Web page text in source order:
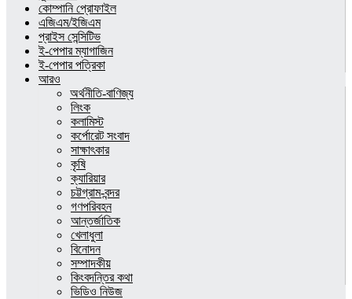
কোম্পানি প্রোফাইল
এজিএম/ইজিএম
প্রাইস সেন্সিটিভ
ই-পেপার ম্যাগাজিন
ই-পেপার পত্রিকা
আরও
অর্থনীতি-বাণিজ্য
লিংক
কলামিস্ট
কর্পোরেট সংবাদ
সাক্ষাৎকার
কৃষি
ক্যারিয়ার
চট্টগ্রাম-বন্দর
গণপরিবহন
আন্তর্জাতিক
খেলাধুলা
বিনোদন
সম্পাদকীয়
কিংবদন্তির কথা
ভিডিও নিউজ